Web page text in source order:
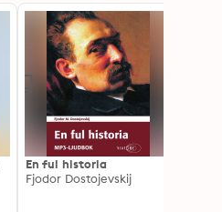
En ful historia
Fjodor Dostojevskij